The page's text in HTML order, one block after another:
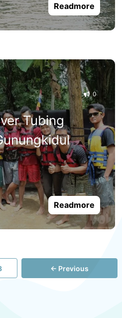
Readmore
0
Tubing
Readmore
← Previous